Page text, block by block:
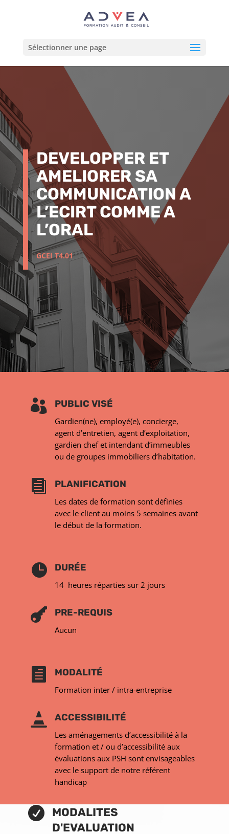
Sélectionner une page
DEVELOPPER ET
AMELIORER SA
COMMUNICATION A
L’ECIRT COMME A
L’ORAL
GCEI T4.01
 PUBLIC VISÉ
Gardien(ne), employé(e), concierge,
agent d’entretien, agent d’exploitation,
gardien chef et intendant d’immeubles
ou de groupes immobiliers d’habitation.
 PLANIFICATION
Les dates de formation sont définies
avec le client au moins 5 semaines avant
le début de la formation.
 DURÉE
14 heures réparties sur 2 jours
 PRE-REQUIS
Aucun
 MODALITÉ
Formation inter / intra-entreprise
 ACCESSIBILITÉ
Les aménagements d’accessibilité à la
formation et / ou d’accessibilité aux
évaluations aux PSH sont envisageables
avec le support de notre référent
handicap
 MODALITES
D'EVALUATION